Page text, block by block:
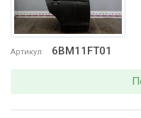
Артикул 6BM11FT01